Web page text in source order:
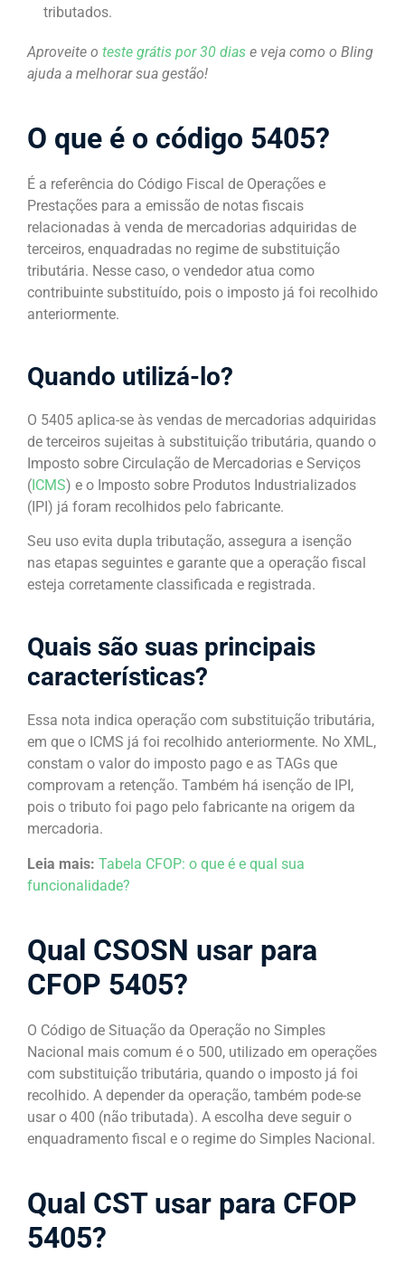
tributados.
Aproveite o teste grátis por 30 dias e veja como o Bling
ajuda a melhorar sua gestão!
O que é o código 5405?
É a referência do Código Fiscal de Operações e
Prestações para a emissão de notas fiscais
relacionadas à venda de mercadorias adquiridas de
terceiros, enquadradas no regime de substituição
tributária. Nesse caso, o vendedor atua como
contribuinte substituído, pois o imposto já foi recolhido
anteriormente.
Quando utilizá-lo?
O 5405 aplica-se às vendas de mercadorias adquiridas
de terceiros sujeitas à substituição tributária, quando o
Imposto sobre Circulação de Mercadorias e Serviços
(ICMS) e o Imposto sobre Produtos Industrializados
(IPI) já foram recolhidos pelo fabricante.
Seu uso evita dupla tributação, assegura a isenção
nas etapas seguintes e garante que a operação fiscal
esteja corretamente classificada e registrada.
Quais são suas principais
características?
Essa nota indica operação com substituição tributária,
em que o ICMS já foi recolhido anteriormente. No XML,
constam o valor do imposto pago e as TAGs que
comprovam a retenção. Também há isenção de IPI,
pois o tributo foi pago pelo fabricante na origem da
mercadoria.
Leia mais: Tabela CFOP: o que é e qual sua
funcionalidade?
Qual CSOSN usar​ para
CFOP 5405?
O Código de Situação da Operação no Simples
Nacional mais comum é o 500, utilizado em operações
com substituição tributária, quando o imposto já foi
recolhido. A depender da operação, também pode-se
usar o 400 (não tributada). A escolha deve seguir o
enquadramento fiscal e o regime do Simples Nacional.
Qual CST usar​ para CFOP
5405?